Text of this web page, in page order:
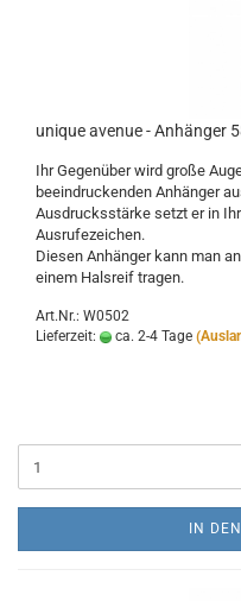
unique avenue - Anhänger
Ihr Gegenüber wird große
beeindruckenden Anhänger
Ausdrucksstärke setzt er in
Ausrufezeichen.
Diesen Anhänger kann man
einem Halsreif tragen.
Art.Nr.: W0502
Lieferzeit:
ca. 2-4 Tage
IN